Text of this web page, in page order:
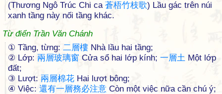
(Thương Ngô Trúc Chi ca 蒼梧竹枝歌) Lầu gác trên núi
xanh tầng này nối tầng khác.
Từ điển Trần Văn Chánh
① Tầng, từng: 二層樓 Nhà lầu hai tầng;
② Lớp: 兩層玻璃窗 Cửa sổ hai lớp kính; 一層土 Một lớp
đất;
③ Lượt: 兩層棉花 Hai lượt bông;
④ Việc: 還有一層務必注意 Còn một việc nữa cần chú ý;